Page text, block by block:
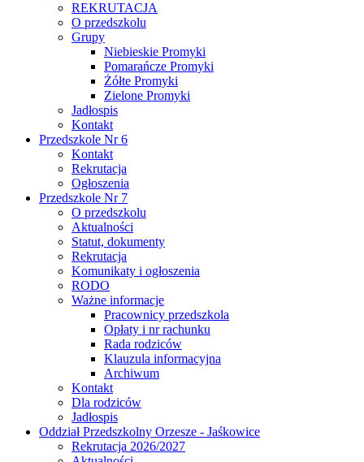
REKRUTACJA
O przedszkolu
Grupy
Niebieskie Promyki
Pomarańcze Promyki
Żółte Promyki
Zielone Promyki
Jadłospis
Kontakt
Przedszkole Nr 6
Kontakt
Rekrutacja
Ogłoszenia
Przedszkole Nr 7
O przedszkolu
Aktualności
Statut, dokumenty
Rekrutacja
Komunikaty i ogłoszenia
RODO
Ważne informacje
Pracownicy przedszkola
Opłaty i nr rachunku
Rada rodziców
Klauzula informacyjna
Archiwum
Kontakt
Dla rodziców
Jadłospis
Oddział Przedszkolny Orzesze - Jaśkowice
Rekrutacja 2026/2027